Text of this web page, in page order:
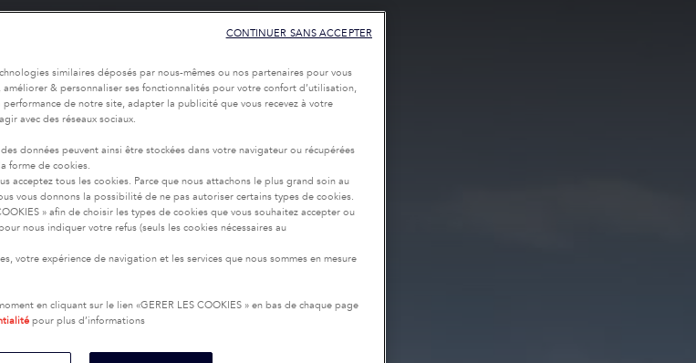
similaires déposés par nous-mêmes ou nos partenaires pour vous
améliorer & personnaliser ses fonctionnalités pour votre confort d’utilisation,
de notre site, adapter la publicité que vous recevez à votre
avec des réseaux sociaux.
données peuvent ainsi être stockées dans votre navigateur ou récupérées
forme de cookies.
acceptez tous les cookies. Parce que nous attachons le plus grand soin au
vous donnons la possibilité de ne pas autoriser certains types de cookies.
» afin de choisir les types de cookies que vous souhaitez accepter ou
nous indiquer votre refus (seuls les cookies nécessaires au
votre expérience de navigation et les services que nous sommes en mesure
en cliquant sur le lien «GERER LES COOKIES » en bas de chaque page
pour plus d’informations
CONTINUER SANS ACCEPTER